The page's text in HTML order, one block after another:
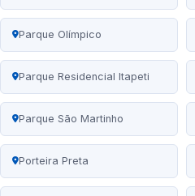
Parque Olímpico
Parque Residencial Itapeti
Parque São Martinho
Porteira Preta